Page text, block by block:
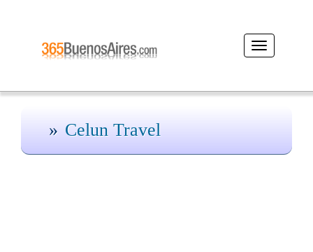
Desplegar
navegación
Celun Travel